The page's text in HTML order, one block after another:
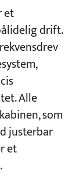
et
drift.
Alle
som
justerbar
et